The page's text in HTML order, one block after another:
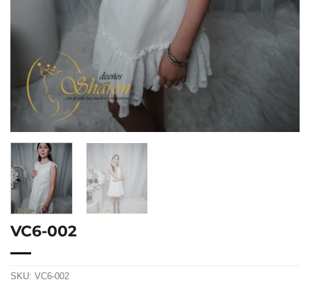
VC6-002
SKU: VC6-002